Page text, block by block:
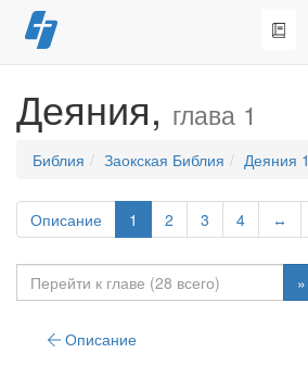
Перейти
к
Деяния, глава 1
Библия Заокская Библия Деяния 1
Описание 1 2 3 4 ↔
»
Описание